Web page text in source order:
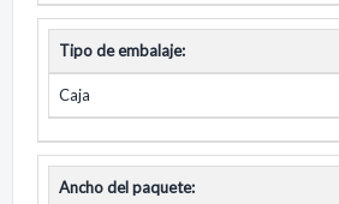
Tipo de embalaje:
Caja
Ancho del paquete: